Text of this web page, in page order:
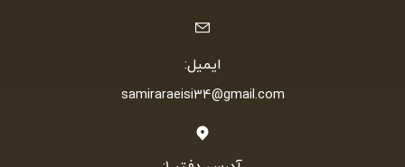
ایمیل:
samiraraeisi34@gmail.com